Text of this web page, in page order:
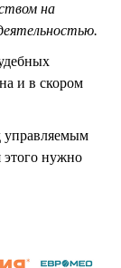
на
и в скором
управляемым
этого нужно